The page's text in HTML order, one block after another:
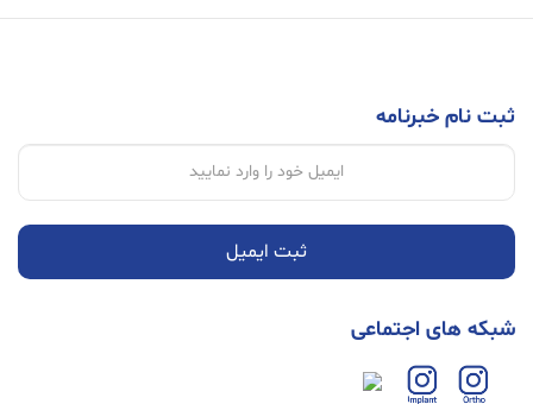
ثبت نام خبرنامه
ثبت ایمیل
شبکه های اجتماعی